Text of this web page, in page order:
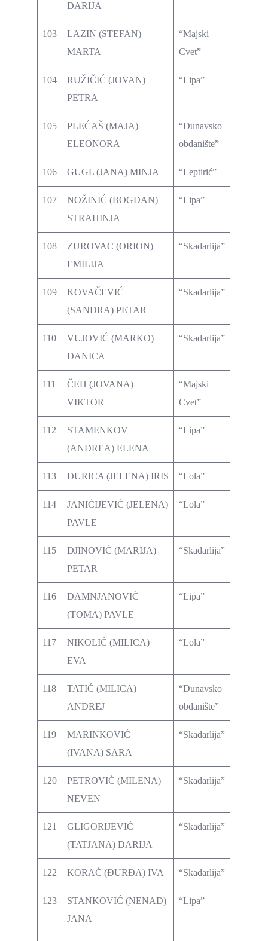
DARIJA
103
LAZIN (STEFAN)
MARTA
“Majski
Cvet”
104
RUŽIČIĆ (JOVAN)
PETRA
“Lipa”
105
PLEĆAŠ (MAJA)
ELEONORA
“Dunavsko
obdanište”
106 GUGL (JANA) MINJA “Leptirić”
107
NOŽINIĆ (BOGDAN)
STRAHINJA
“Lipa”
108
ZUROVAC (ORION)
EMILIJA
“Skadarlija”
109
KOVAČEVIĆ
(SANDRA) PETAR
“Skadarlija”
110
VUJOVIĆ (MARKO)
DANICA
“Skadarlija”
111
ČEH (JOVANA)
VIKTOR
“Majski
Cvet”
112
STAMENKOV
(ANDREA) ELENA
“Lipa”
113 ĐURICA (JELENA) IRIS “Lola”
114
JANIĆIJEVIĆ (JELENA)
PAVLE
“Lola”
115
DJINOVIĆ (MARIJA)
PETAR
“Skadarlija”
116
DAMNJANOVIĆ
(TOMA) PAVLE
“Lipa”
117
NIKOLIĆ (MILICA)
EVA
“Lola”
118
TATIĆ (MILICA)
ANDREJ
“Dunavsko
obdanište”
119
MARINKOVIĆ
(IVANA) SARA
“Skadarlija”
120
PETROVIĆ (MILENA)
NEVEN
“Skadarlija”
121
GLIGORIJEVIĆ
(TATJANA) DARIJA
“Skadarlija”
122 KORAĆ (ĐURĐA) IVA “Skadarlija”
123
STANKOVIĆ (NENAD)
JANA
“Lipa”